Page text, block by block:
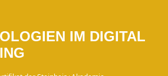
IM DIGITAL